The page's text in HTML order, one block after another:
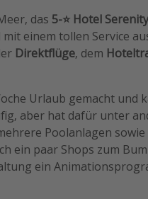
das 5-⭐️ Hotel
einem tollen Service
Direktflüge, dem
Urlaub gemacht und
aber hat dafür unter
Poolanlagen
ein paar Shops zum
ein